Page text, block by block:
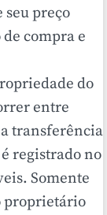
seu preço
compra e
do
entre
a transferência
registrado no
Somente
proprietário